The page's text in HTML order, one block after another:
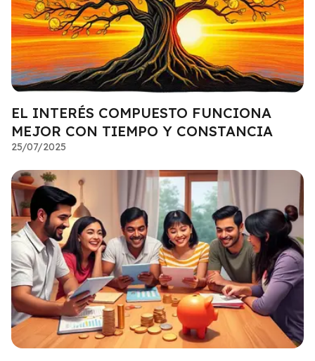
EL INTERÉS COMPUESTO FUNCIONA
MEJOR CON TIEMPO Y CONSTANCIA
25/07/2025